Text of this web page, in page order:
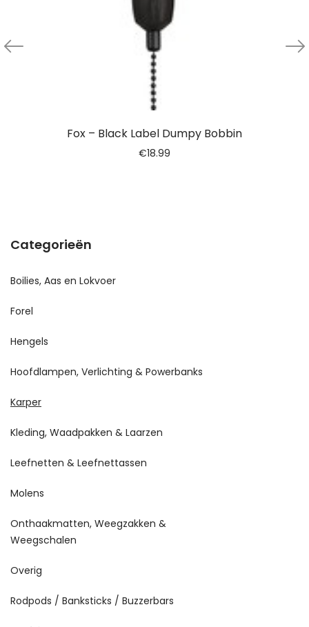
Fox – Black Label Dumpy Bobbin
€18.99
Categorieën
Boilies, Aas en Lokvoer
Forel
Hengels
Hoofdlampen, Verlichting & Powerbanks
Karper
Kleding, Waadpakken & Laarzen
Leefnetten & Leefnettassen
Molens
Onthaakmatten, Weegzakken &
Weegschalen
Overig
Rodpods / Banksticks / Buzzerbars